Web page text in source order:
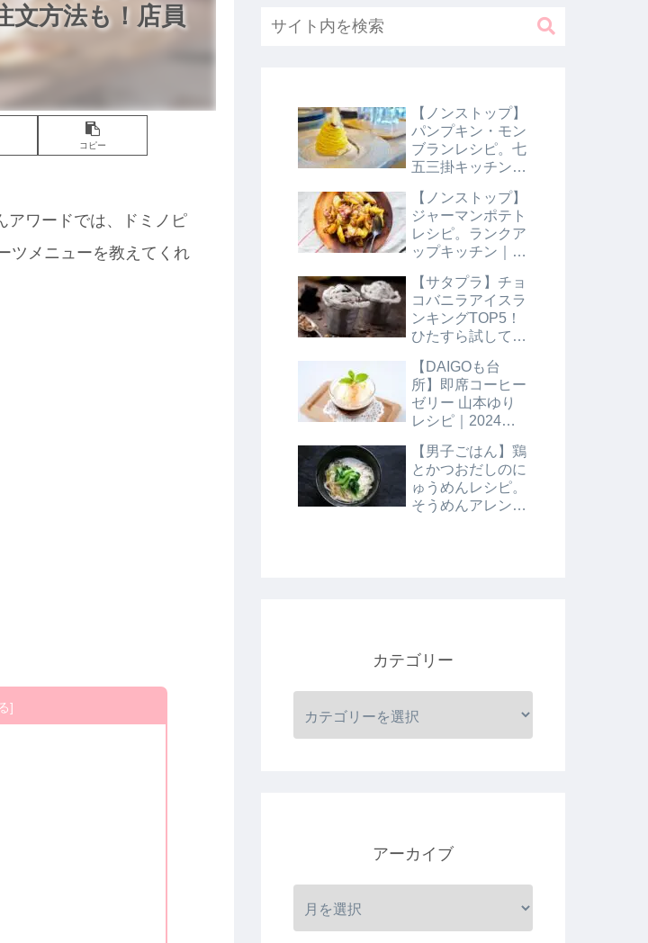
文方法も！店員
コピー
アワードでは、ドミノピ
ツメニューを教えてくれ
【ノンストップ】
パンプキン・モン
ブランレシピ。七
五三掛キッチン｜
【ノンストップ】
ジャーマンポテト
レシピ。ランクア
ップキッチン｜10
【サタプラ】チョ
コバニラアイスラ
ンキングTOP5！
ひたすら試してラ
日【サタデープラ
ス】
【DAIGOも台
所】即席コーヒー
ゼリー 山本ゆり
レシピ｜2024年8
【男子ごはん】鶏
とかつおだしのに
ゅうめんレシピ。
そうめんアレンジ
カテゴリー
アーカイブ